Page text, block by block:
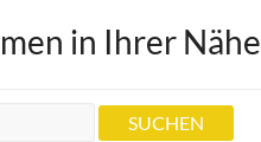
in Ihrer Nähe